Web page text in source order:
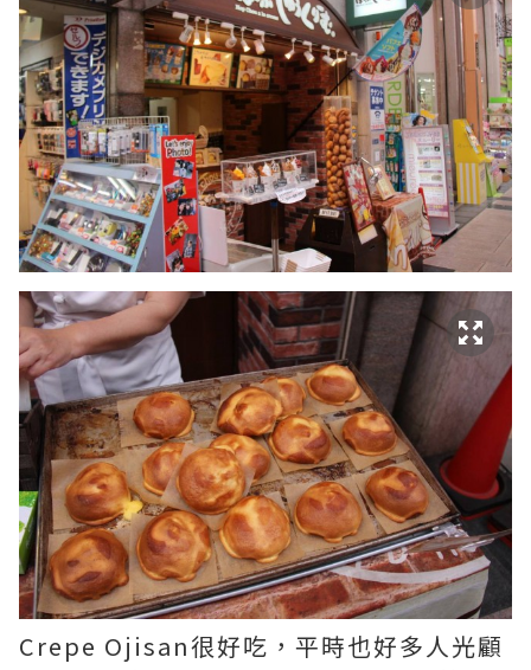
Crepe Ojisan很好吃，平時也好多人光顧